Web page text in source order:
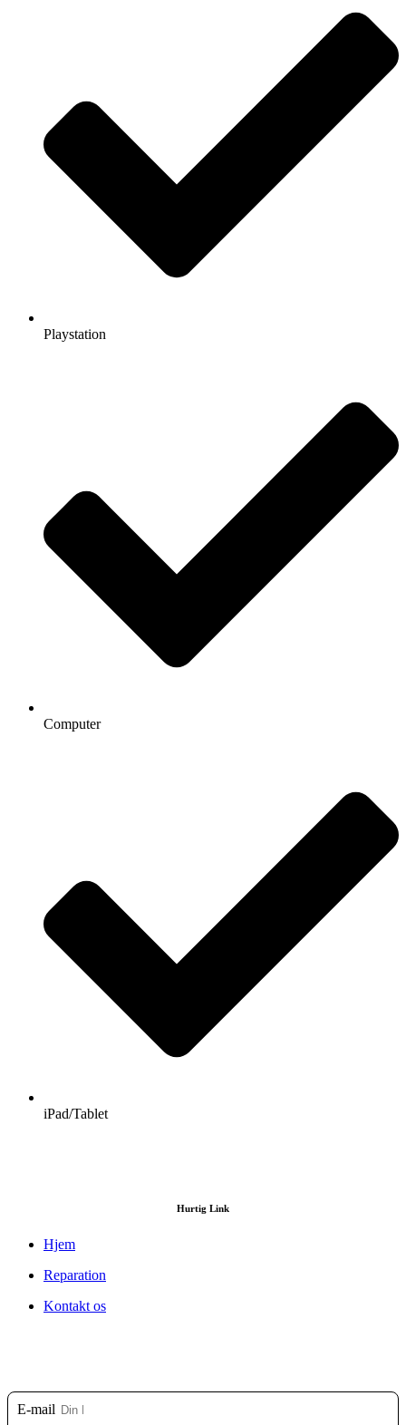
Playstation
Computer
iPad/Tablet
Hurtig Link
Hjem
Reparation
Kontakt os
E-mail